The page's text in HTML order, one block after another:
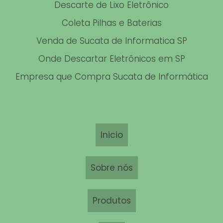
TRANSPORTE E DESTINAÇÃO DE RESÍDUO ELETRÔNICO EM ES
EMPRESAS QUE RECICLAM BATERIAS
BATERIA RECICLAGEM
COLETA E DESCARTE DO LIXO ELETRÔNICO
VENDER BATERIAS VELHAS
RECICLAGEM DE BATERIA DE NO BREAK
Descarte de Lixo Eletrônico
Coleta Pilhas e Baterias
Venda de Sucata de Informatica SP
Onde Descartar Eletrônicos em SP
Empresa que Compra Sucata de Informática
Inicio
Sobre nós
Produtos